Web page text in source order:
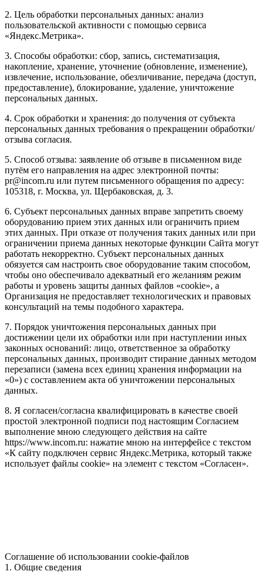
2. Цель обработки персональных данных: анализ
пользовательской активности с помощью сервиса
«Яндекс.Метрика».
3. Способы обработки: сбор, запись, систематизация,
накопление, хранение, уточнение (обновление, изменение),
извлечение, использование, обезличивание, передача (доступ,
предоставление), блокирование, удаление, уничтожение
персональных данных.
4. Срок обработки и хранения: до получения от субъекта
персональных данных требования о прекращении обработки/
отзыва согласия.
5. Способ отзыва: заявление об отзыве в письменном виде
путём его направления на адрес электронной почты:
pr@incom.ru или путем письменного обращения по адресу:
105318, г. Москва, ул. Щербаковская, д. 3.
6. Субъект персональных данных вправе запретить своему
оборудованию прием этих данных или ограничить прием
этих данных. При отказе от получения таких данных или при
ограничении приема данных некоторые функции Сайта могут
работать некорректно. Субъект персональных данных
обязуется сам настроить свое оборудование таким способом,
чтобы оно обеспечивало адекватный его желаниям режим
работы и уровень защиты данных файлов «cookie», а
Организация не предоставляет технологических и правовых
консультаций на темы подобного характера.
7. Порядок уничтожения персональных данных при
достижении цели их обработки или при наступлении иных
законных оснований: лицо, ответственное за обработку
персональных данных, производит стирание данных методом
перезаписи (замена всех единиц хранения информации на
«0») с составлением акта об уничтожении персональных
данных.
8. Я согласен/согласна квалифицировать в качестве своей
простой электронной подписи под настоящим Согласием
выполнение мною следующего действия на сайте
https://www.incom.ru: нажатие мною на интерфейсе с текстом
«К сайту подключен сервис Яндекс.Метрика, который также
использует файлы cookie» на элемент с текстом «Согласен».
Соглашение об использовании cookie-файлов
1. Общие сведения